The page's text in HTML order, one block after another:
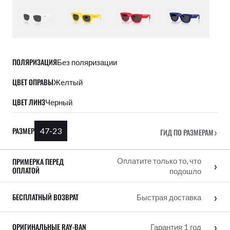
ПОЛЯРИЗАЦИЯБез поляризации
ЦВЕТ ОПРАВЫЖелтый
ЦВЕТ ЛИНЗЧерный
РАЗМЕР 47-23 ГИД ПО РАЗМЕРАМ›
ПРИМЕРКА ПЕРЕД
ОПЛАТОЙ
Оплатите только то, что
подошло
›
БЕСПЛАТНЫЙ ВОЗВРАТ Быстрая доставка ›
ОРИГИНАЛЬНЫЕ RAY-BAN Гарантия 1 год ›